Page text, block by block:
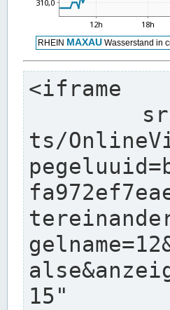
<iframe
ts/
15"